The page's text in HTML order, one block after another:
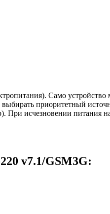
Само
приоритетный
исчезновении питания
v7.1/GSM3G: